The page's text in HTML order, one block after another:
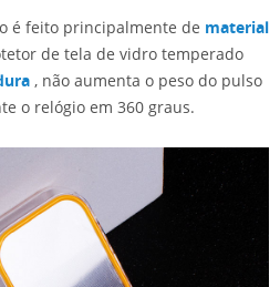
é feito principalmente de material
de tela de vidro temperado
, não aumenta o peso do pulso
o relógio em 360 graus.